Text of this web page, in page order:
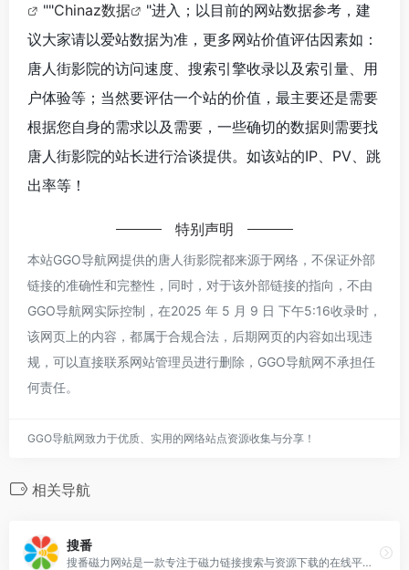
""Chinaz数据
"进入；以目前的网站数据参考，建
议大家请以爱站数据为准，更多网站价值评估因素如：
唐人街影院的访问速度、搜索引擎收录以及索引量、用
户体验等；当然要评估一个站的价值，最主要还是需要
根据您自身的需求以及需要，一些确切的数据则需要找
唐人街影院的站长进行洽谈提供。如该站的IP、PV、跳
出率等！
特别声明
本站GGO导航网提供的唐人街影院都来源于网络，不保证外部
链接的准确性和完整性，同时，对于该外部链接的指向，不由
GGO导航网实际控制，在2025 年 5 月 9 日 下午5:16收录时，
该网页上的内容，都属于合规合法，后期网页的内容如出现违
规，可以直接联系网站管理员进行删除，GGO导航网不承担任
何责任。
GGO导航网致力于优质、实用的网络站点资源收集与分享！
相关导航
搜番
搜番磁力网站是一款专注于磁力链接搜索与资源下载的在线平台，主要服务于用户快速定位并获取影视、动漫、音乐、软件等各类数字资源。